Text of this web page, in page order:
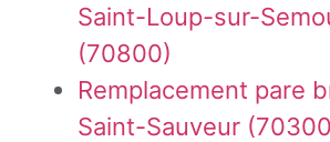
Saint-Loup-sur-
(70800)
Remplacement pare
Saint-Sauveur